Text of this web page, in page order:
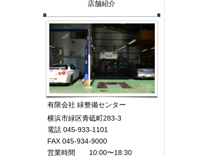
店舗紹介
有限会社 緑整備センター
横浜市緑区青砥町283-3
電話 045-933-1101
FAX 045-934-9000
営業時間 10:00〜18:30